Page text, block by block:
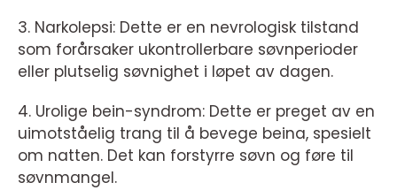
3. Narkolepsi: Dette er en nevrologisk tilstand
som forårsaker ukontrollerbare søvnperioder
eller plutselig søvnighet i løpet av dagen.
4. Urolige bein-syndrom: Dette er preget av en
uimotståelig trang til å bevege beina, spesielt
om natten. Det kan forstyrre søvn og føre til
søvnmangel.